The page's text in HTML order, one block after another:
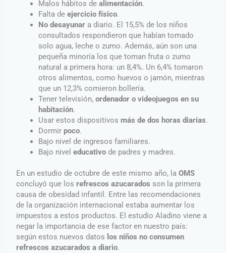
Malos hábitos dealimentación.
Falta deejercicio físico.
No desayunar a diario. El 15,5% de los niños
consultados respondieron que habían tomado
solo agua, leche o zumo. Además, aún son una
pequeña minoría los que toman fruta o zumo
natural a primera hora: un 8,4%. Un 6,4% tomaron
otros alimentos, como huevos o jamón, mientras
que un 12,3% comieron bollería.
Tener televisión,ordenador o videojuegos en su
habitación.
Usar estos dispositivos más de dos horas diarias.
Dormir poco.
Bajo nivel de ingresos familiares.
Bajo niveleducativo de padres y madres.
En un estudio de octubre de este mismo año, laOMS
concluyó que los refrescos azucarados son la primera
causa de obesidad infantil. Entre las recomendaciones
de la organización internacional estaba aumentar los
impuestos a estos productos. El estudio Aladino viene a
negar la importancia de ese factor en nuestro país:
según estos nuevos datos los niños no consumen
refrescos azucarados a diario.